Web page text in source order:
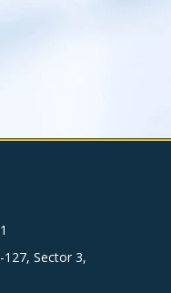
Sector 3,